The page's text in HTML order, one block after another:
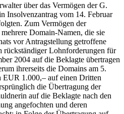
über das Vermögen der G.
Insolvenzantrag vom 14. Februar
Zum Vermögen der
Domain-Namen, die sie
vor Antragstellung getroffene
rückständiger Lohnforderungen für
2004 auf die Beklagte übertragen
ihrerseits die Domains am 5.
1.000,– auf einen Dritten
die Übertragung der
auf die Beklagte nach den
angefochten und deren